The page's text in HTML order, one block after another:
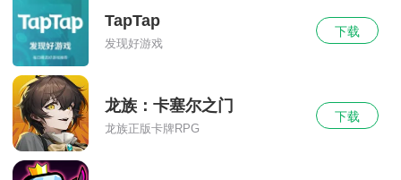
TapTap
发现好游戏
下载
龙族：卡塞尔之门
龙族正版卡牌RPG
下载